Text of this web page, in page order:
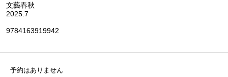
文藝春秋
2025.7
9784163919942
予約はありません